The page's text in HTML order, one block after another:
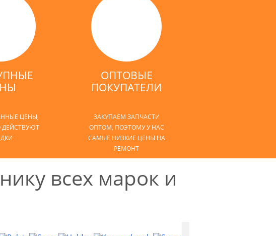
ЦЕНЫ,
ОПТОВЫЕ
ПОКУПАТЕЛИ
ЗАКУПАЕМ ЗАПЧАСТИ
ОПТОМ, ПОЭТОМУ У НАС
САМЫЕ НИЗКИЕ ЦЕНЫ НА
РЕМОНТ
всех марок и